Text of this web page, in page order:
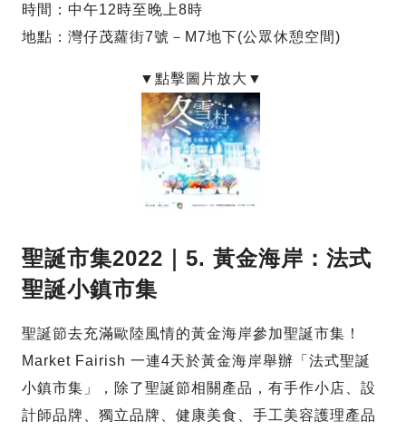
時間：中午12時至晚上8時
地點：灣仔茂蘿街7號－M7地下(公眾休憩空間)
聖誕市集2022｜5. 黃金海岸：法式
聖誕小鎮市集
聖誕節去充滿歐陸風情的黃金海岸參加聖誕市集！
Market Fairish 一連4天於黃金海岸舉辦「法式聖誕
小鎮市集」，除了聖誕節相關產品，有手作小店、設
計師品牌、獨立品牌、健康美食、手工美容護理產品